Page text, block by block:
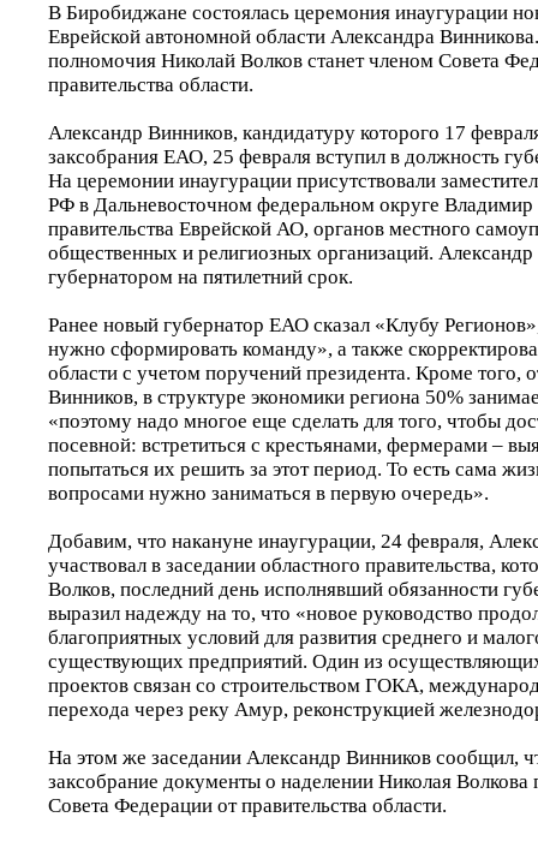
В Биробиджане состоялась церемония инаугурации
Еврейской автономной области Александра
полномочия Николай Волков станет членом Совета
правительства области.
Александр Винников, кандидатуру которого 17
заксобрания ЕАО, 25 февраля вступил в должность
На церемонии инаугурации присутствовали
РФ в Дальневосточном федеральном округе Владимир
правительства Еврейской АО, органов местного
общественных и религиозных организаций.
губернатором на пятилетний срок.
Ранее новый губернатор ЕАО сказал «Клубу
нужно сформировать команду», а также
области с учетом поручений президента. Кроме того,
Винников, в структуре экономики региона 50%
«поэтому надо многое еще сделать для того, чтобы
посевной: встретиться с крестьянами, фермерами –
попытаться их решить за этот период. То есть сама
вопросами нужно заниматься в первую очередь».
Добавим, что накануне инаугурации, 24 февраля,
участвовал в заседании областного правительства,
Волков, последний день исполнявший обязанности
выразил надежду на то, что «новое руководство
благоприятных условий для развития среднего и
существующих предприятий. Один из
проектов связан со строительством ГОКА,
перехода через реку Амур, реконструкцией
На этом же заседании Александр Винников сообщил,
заксобрание документы о наделении Николая
Совета Федерации от правительства области.